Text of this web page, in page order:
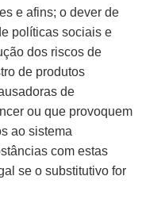
e afins; o dever de
políticas sociais e
dos riscos de
de produtos
de
ou que provoquem
ao sistema
com estas
se o substitutivo for